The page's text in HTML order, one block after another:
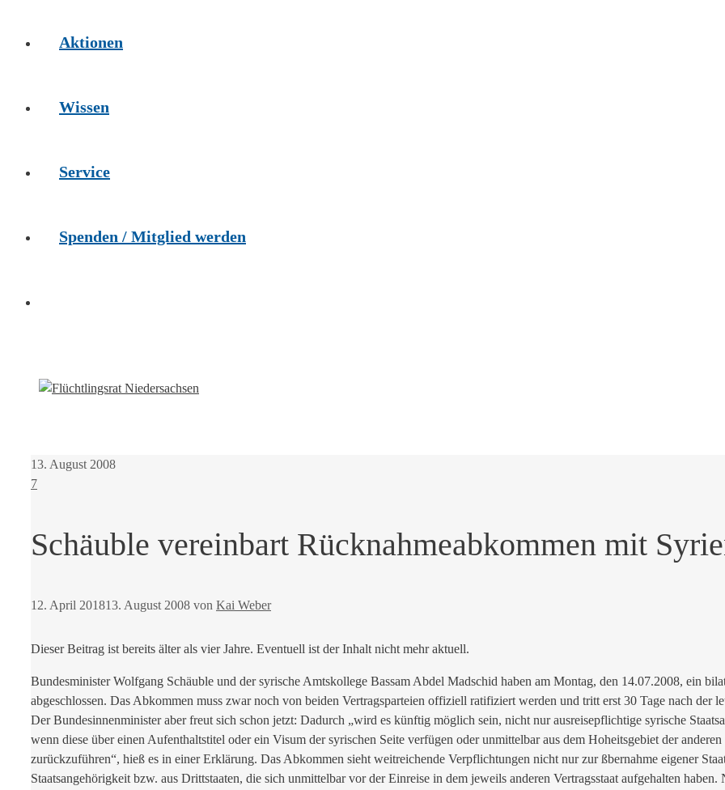
Aktionen
Wissen
Service
Spenden / Mitglied werden
13. August 2008
7
Schäuble vereinbart Rücknahmeabkommen mit
12. April 201813. August 2008 von Kai Weber
Dieser Beitrag ist bereits älter als vier Jahre. Eventuell ist der Inhalt nicht mehr aktuell.
Bundesminister Wolfgang Schäuble und der syrische Amtskollege Bassam Abdel Madschid haben am Montag, den 14.07.2008, ein
abgeschlossen. Das Abkommen muss zwar noch von beiden Vertragsparteien offiziell ratifiziert werden und tritt erst 30 Tage nach
Der Bundesinnenminister aber freut sich schon jetzt: Dadurch „wird es künftig möglich sein, nicht nur ausreisepflichtige syrische
wenn diese über einen Aufenthaltstitel oder ein Visum der syrischen Seite verfügen oder unmittelbar aus dem Hoheitsgebiet der
zurückzuführen“, hieß es in einer Erklärung. Das Abkommen sieht weitreichende Verpflichtungen nicht nur zur ßbernahme eigener
Staatsangehörigkeit bzw. aus Drittstaaten, die sich unmittelbar vor der Einreise in dem jeweils anderen Vertragsstaat aufgehalten